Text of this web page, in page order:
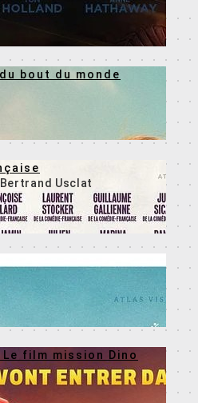
savoir +
bout du monde
Usclat
film mission Dino